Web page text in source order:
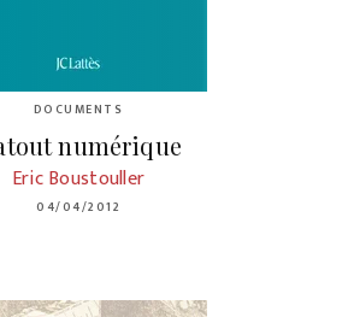
DOCUMENTS
numérique
Eric Boustouller
04/04/2012